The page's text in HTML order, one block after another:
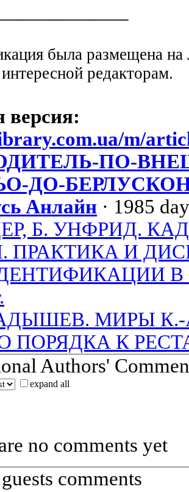
была размещена на
редакторам.
m/
ПО-
ДО-
Анлайн · 1985
Б. УНФРИД.
ПРАКТИКА И
В
МИРЫ
ПОРЯДКА К
Authors'
expand all
no comments yet
comments